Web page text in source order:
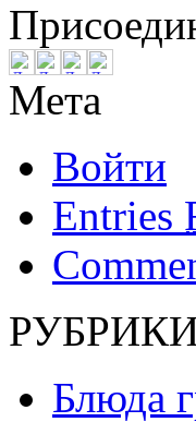
Мета
Войти
Entries
Блюда